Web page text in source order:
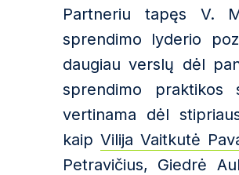
Partneriu tapęs V.
sprendimo lyderio
daugiau verslų dėl
sprendimo praktikos
vertinama dėl
kaip Vilija Vaitkutė
Petravičius, Giedrė